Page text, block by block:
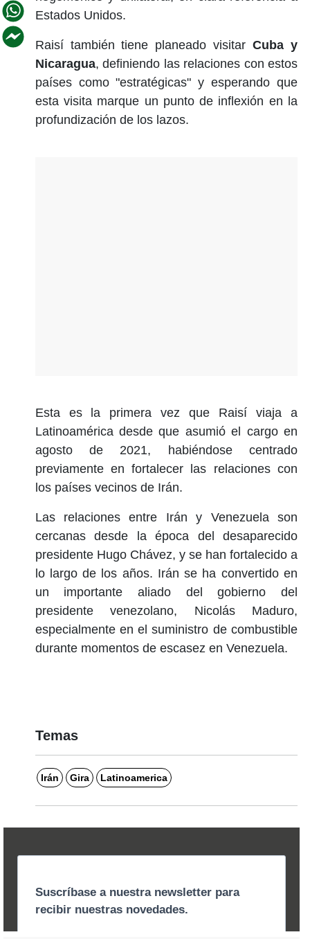
Estados Unidos.
Raisí también tiene planeado visitarCuba y
Nicaragua, definiendo las relaciones con estos
países como "estratégicas" y esperando que
esta visita marque un punto de inflexión en la
profundización de los lazos.
Esta es la primera vez que Raisí viaja a
Latinoamérica desde que asumió el cargo en
agosto de 2021, habiéndose centrado
previamente en fortalecer las relaciones con
los países vecinos de Irán.
Las relaciones entre Irán y Venezuela son
cercanas desde la época del desaparecido
presidente Hugo Chávez, y se han fortalecido a
lo largo de los años. Irán se ha convertido en
un importante aliado del gobierno del
presidente venezolano, Nicolás Maduro,
especialmente en el suministro de combustible
durante momentos de escasez en Venezuela.
Temas
Irán Gira Latinoamerica